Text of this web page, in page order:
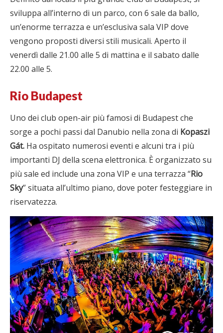
sviluppa all’interno di un parco, con 6 sale da ballo,
un’enorme terrazza e un’esclusiva sala VIP dove
vengono proposti diversi stili musicali. Aperto il
venerdì dalle 21.00 alle 5 di mattina e il sabato dalle
22.00 alle 5.
Rio Budapest
Uno dei club open-air più famosi di Budapest che
sorge a pochi passi dal Danubio nella zona di Kopaszi
Gát. Ha ospitato numerosi eventi e alcuni tra i più
importanti DJ della scena elettronica. È organizzato su
più sale ed include una zona VIP e una terrazza “Rio
Sky” situata all’ultimo piano, dove poter festeggiare in
riservatezza.